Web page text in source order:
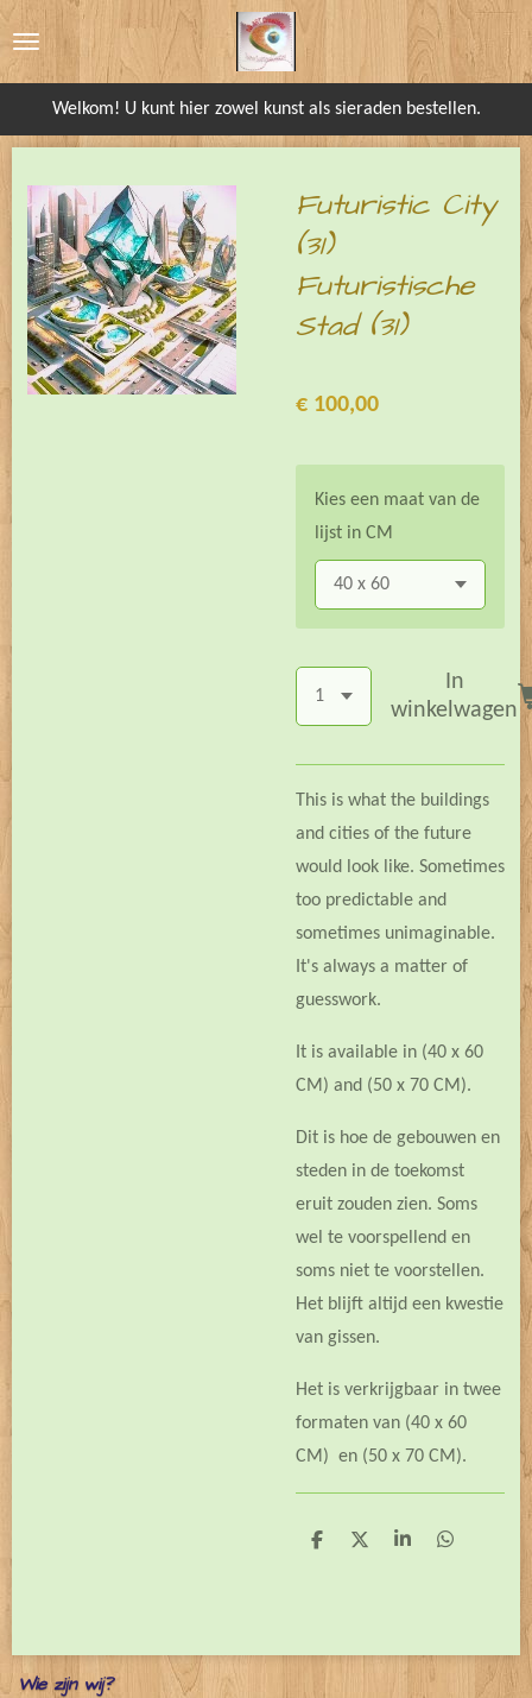
direct
Welkom! U kunt hier zowel kunst als sieraden bestellen.
Futuristic City
(31)
Futuristische
Stad (31)
€ 100,00
Kies een maat van de
lijst in CM
In
winkelwagen
This is what the buildings
and cities of the future
would look like. Sometimes
too predictable and
sometimes unimaginable.
It's always a matter of
guesswork.
It is available in (40 x 60
CM) and (50 x 70 CM).
Dit is hoe de gebouwen en
steden in de toekomst
eruit zouden zien. Soms
wel te voorspellend en
soms niet te voorstellen.
Het blijft altijd een kwestie
van gissen.
Het is verkrijgbaar in twee
formaten van (40 x 60
CM) en (50 x 70 CM).
D
D
S
D
Wie zijn wij?